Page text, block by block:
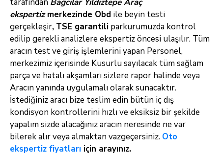
ekspertizmerkezinde Obd ile beyin testi
gerçekleşir, TSE garantili parkurumuzda kontrol
edilip gerekli analizlere ekspertiz öncesi ulaşılır. Tüm
aracın test ve giriş işlemlerini yapan Personel,
merkezimiz içerisinde Kusurlu sayılacak tüm sağlam
parça ve hatalı akşamları sizlere rapor halinde veya
Aracın yanında uygulamalı olarak sunacaktır.
İstediğiniz aracı bize teslim edin bütün iç dış
kondisyon kontrollerini hızlı ve eksiksiz bir şekilde
yapalım sizde alacağınız aracın neresinde ne var
bilerek alır veya almaktan vazgeçersiniz. Oto
ekspertiz fiyatları için arayınız.